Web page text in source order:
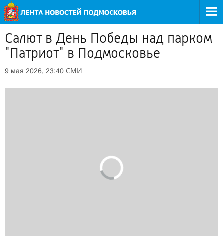
Салют в День Победы над парком
"Патриот" в Подмосковье
9 мая 2026, 23:40 СМИ